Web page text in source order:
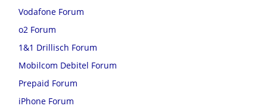
Vodafone Forum
o2 Forum
1&1 Drillisch Forum
Mobilcom Debitel Forum
Prepaid Forum
iPhone Forum